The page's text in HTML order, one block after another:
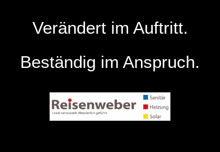
Verändert im Auftritt.
Beständig im Anspruch.